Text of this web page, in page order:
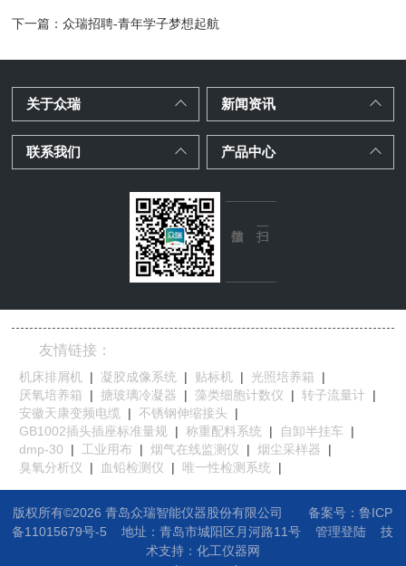
下一篇：众瑞招聘-青年学子梦想起航
关于众瑞 新闻资讯
联系我们 产品中心
友情链接：
机床排屑机 | 凝胶成像系统 | 贴标机 | 光照培养箱
|
厌氧培养箱
| 搪玻璃冷凝器 | 藻类细胞计数仪 | 转子流量计 |
安徽天康变频电缆
| 不锈钢伸缩接头
|
GB1002插头插座标准量规 | 称重配料系统 | 自卸半挂车
|
dmp-30
| 工业用布 | 烟气在线监测仪 | 烟尘采样器
|
臭氧分析仪
| 血铅检测仪 | 唯一性检测系统 |
版权所有©2026 青岛众瑞智能仪器股份有限公司
备案号：鲁ICP
备11015679号-5
地址：青岛市城阳区月河路11号 管理登陆 技
术支持： 化工仪器网